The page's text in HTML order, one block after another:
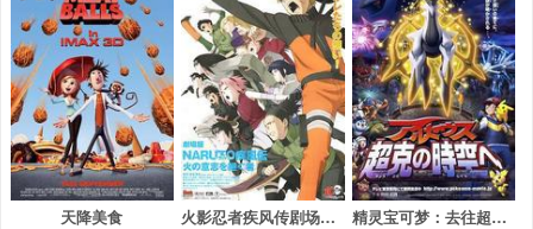
天降美食 火影忍者疾风传剧场版：火之意志的继承者 精灵宝可梦：去往超克的时空